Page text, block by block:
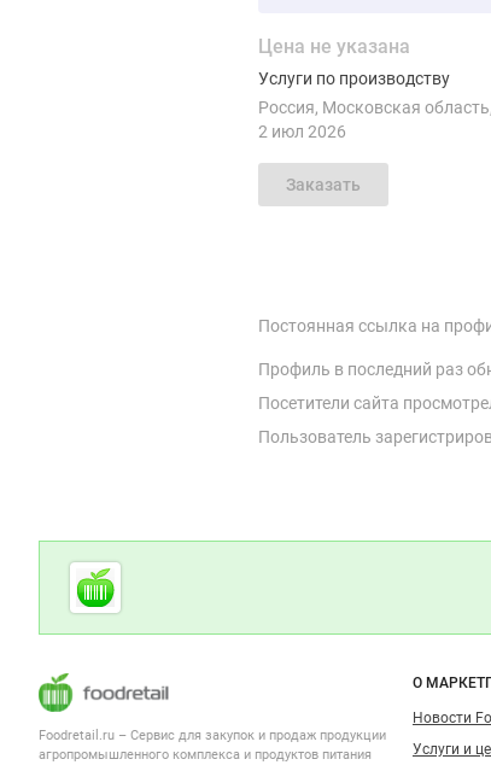
Цена не указана
Услуги по производству
Россия Московская область
2 июл 2026
Заказать
Постоянная ссылка на
Профиль в последний раз
Посетители сайта
Пользователь
Дополнительная информация
Cсылки на полезные проекты
Foodretail.ru
— продукты
Важные разделы и контакты
Foodretail.ru – Сервис для закупок и продаж продукции
агропромышленного комплекса и продуктов питания
О
Новости
Услуги и